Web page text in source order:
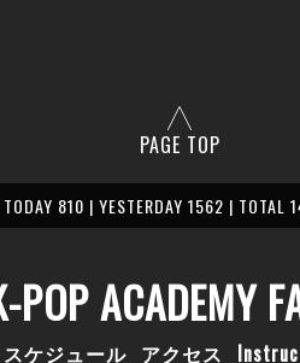
PAGE TOP
TODAY 810 | YESTERDAY 1562 | TOTAL
POP ACADEMY
スケジュール アクセス